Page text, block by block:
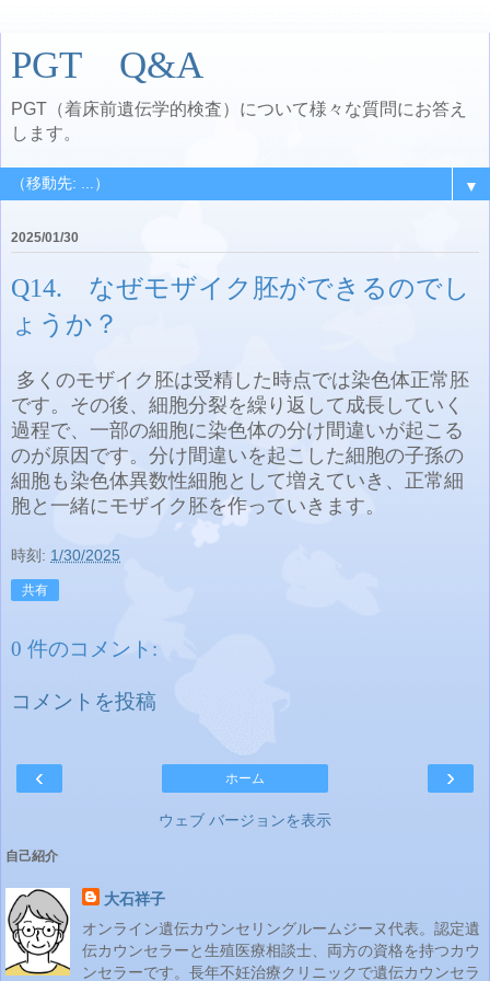
PGT Q&A
PGT（着床前遺伝学的検査）について様々な質問にお答え
します。
▼
2025/01/30
Q14. なぜモザイク胚ができるのでし
ょうか？
多くのモザイク胚は受精した時点では染色体正常胚
です。その後、細胞分裂を繰り返して成長していく
過程で、一部の細胞に染色体の分け間違いが起こる
のが原因です。分け間違いを起こした細胞の子孫の
細胞も染色体異数性細胞として増えていき、正常細
胞と一緒にモザイク胚を作っていきます。
時刻: 1/30/2025
共有
0 件のコメント:
コメントを投稿
‹ ›
ホーム
ウェブ バージョンを表示
自己紹介
大石祥子
オンライン遺伝カウンセリングルームジーヌ代表。認定遺
伝カウンセラーと生殖医療相談士、両方の資格を持つカウ
ンセラーです。長年不妊治療クリニックで遺伝カウンセラ